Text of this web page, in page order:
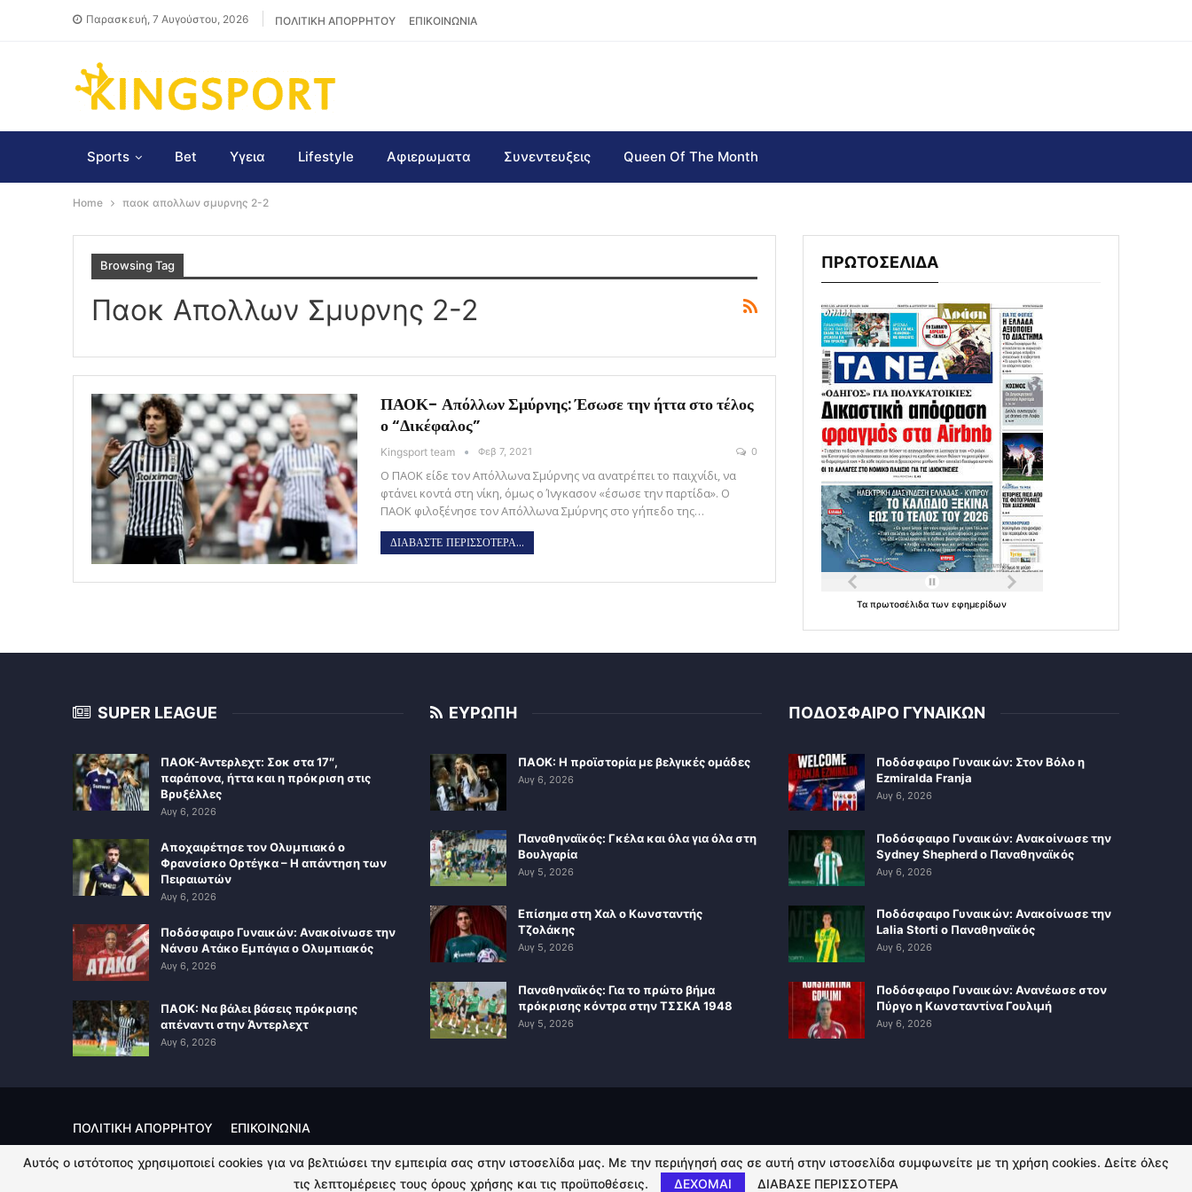
Παρασκευή, 7 Αυγούστου, 2026 ΠΟΛΙΤΙΚΗ ΑΠΟΡΡΗΤΟΥ ΕΠΙΚΟΙΝΩΝΙΑ
Sports Bet Υγεια Lifestyle Αφιερωματα Συνεντευξεις Queen Of The Month
Home παοκ απολλων σμυρνης 2-2
Browsing Tag
Παοκ Απολλων Σμυρνης 2-2
ΠΑΟΚ- Απόλλων Σμύρνης: Έσωσε την ήττα στο τέλος
ο “Δικέφαλος”
Kingsport team Φεβ 7, 2021 0
Ο ΠΑΟΚ είδε τον Απόλλωνα Σμύρνης να ανατρέπει το παιχνίδι, να
φτάνει κοντά στη νίκη, όμως ο Ίνγκασον «έσωσε την παρτίδα». Ο
ΠΑΟΚ φιλοξένησε τον Απόλλωνα Σμύρνης στο γήπεδο της…
ΔΙΑΒΑΣΤΕ ΠΕΡΙΣΣΟΤΕΡΑ...
ΠΡΩΤΟΣΕΛΙΔΑ
Ταπρωτοσέλιδατωνεφημερίδων
SUPER LEAGUE
ΠΑΟΚ-Άντερλεχτ: Σοκ στα 17″,
παράπονα, ήττα και η πρόκριση στις
Βρυξέλλες
Αυγ 6, 2026
Αποχαιρέτησε τον Ολυμπιακό ο
Φρανσίσκο Ορτέγκα – Η απάντηση των
Πειραιωτών
Αυγ 6, 2026
Ποδόσφαιρο Γυναικών: Ανακοίνωσε την
Νάνσυ Ατάκο Εμπάγια ο Ολυμπιακός
Αυγ 6, 2026
ΠΑΟΚ: Να βάλει βάσεις πρόκρισης
απέναντι στην Άντερλεχτ
Αυγ 6, 2026
ΕΥΡΩΠΗ
ΠΑΟΚ: Η προϊστορία με βελγικές ομάδες
Αυγ 6, 2026
Παναθηναϊκός: Γκέλα και όλα για όλα στη
Βουλγαρία
Αυγ 5, 2026
Επίσημα στη Χαλ ο Κωνσταντής
Τζολάκης
Αυγ 5, 2026
Παναθηναϊκός: Για το πρώτο βήμα
πρόκρισης κόντρα στην ΤΣΣΚΑ 1948
Αυγ 5, 2026
ΠΟΔΟΣΦΑΙΡΟ ΓΥΝΑΙΚΩΝ
Ποδόσφαιρο Γυναικών: Στον Βόλο η
Ezmiralda Franja
Αυγ 6, 2026
Ποδόσφαιρο Γυναικών: Ανακοίνωσε την
Sydney Shepherd ο Παναθηναϊκός
Αυγ 6, 2026
Ποδόσφαιρο Γυναικών: Ανακοίνωσε την
Lalia Storti ο Παναθηναϊκός
Αυγ 6, 2026
Ποδόσφαιρο Γυναικών: Ανανέωσε στον
Πύργο η Κωνσταντίνα Γουλιμή
Αυγ 6, 2026
ΠΟΛΙΤΙΚΗ ΑΠΟΡΡΗΤΟΥ ΕΠΙΚΟΙΝΩΝΙΑ
© 2026 - Kingsport.gr. All Rights Reserved.
Αυτός ο ιστότοπος χρησιμοποιεί cookies για να βελτιώσει την εμπειρία σας στην ιστοσελίδα μας. Με την περιήγησή σας σε αυτή στην ιστοσελίδα συμφωνείτε με τη χρήση cookies. Δείτε όλες
τις λεπτομέρειες τους όρους χρήσης και τις προϋποθέσεις.
ΔΕΧΟΜΑΙ ΔΙΑΒΑΣΕ ΠΕΡΙΣΣΟΤΕΡΑ